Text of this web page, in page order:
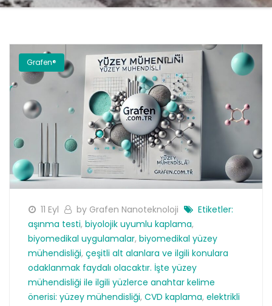
Grafen®
11 Eyl by Grafen Nanoteknoloji
Etiketler:
aşınma testi, biyolojik uyumlu kaplama,
biyomedikal uygulamalar, biyomedikal yüzey
mühendisliği, çeşitli alt alanlara ve ilgili konulara
odaklanmak faydalı olacaktır. İşte yüzey
mühendisliği ile ilgili yüzlerce anahtar kelime
önerisi: yüzey mühendisliği, CVD kaplama, elektrikli